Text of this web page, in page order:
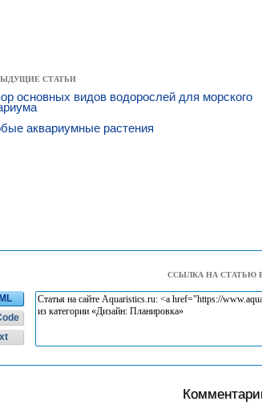
СТАТЬИ
основных видов водорослей для морского
аквариумные растения
ССЫЛКА НА СТАТЬЮ